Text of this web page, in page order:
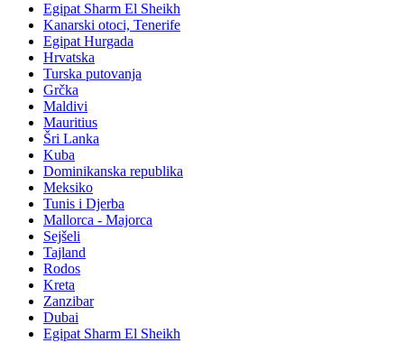
Egipat Sharm El Sheikh
Kanarski otoci, Tenerife
Egipat Hurgada
Hrvatska
Turska putovanja
Grčka
Maldivi
Mauritius
Šri Lanka
Kuba
Dominikanska republika
Meksiko
Tunis i Djerba
Mallorca - Majorca
Sejšeli
Tajland
Rodos
Kreta
Zanzibar
Dubai
Egipat Sharm El Sheikh